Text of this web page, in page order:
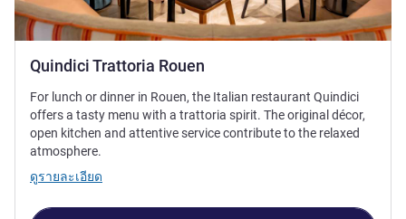
Quindici Trattoria Rouen
For lunch or dinner in Rouen, the Italian restaurant Quindici
offers a tasty menu with a trattoria spirit. The original décor,
open kitchen and attentive service contribute to the relaxed
atmosphere.
ดูรายละเอียด